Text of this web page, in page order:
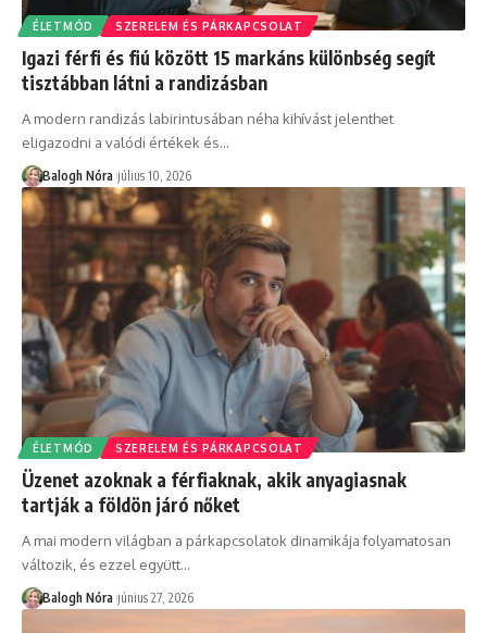
ÉLETMÓD SZERELEM ÉS PÁRKAPCSOLAT
Igazi férfi és fiú között 15 markáns különbség segít
tisztábban látni a randizásban
A modern randizás labirintusában néha kihívást jelenthet
eligazodni a valódi értékek és…
Balogh Nóra július 10, 2026
ÉLETMÓD SZERELEM ÉS PÁRKAPCSOLAT
Üzenet azoknak a férfiaknak, akik anyagiasnak
tartják a földön járó nőket
A mai modern világban a párkapcsolatok dinamikája folyamatosan
változik, és ezzel együtt…
Balogh Nóra június 27, 2026